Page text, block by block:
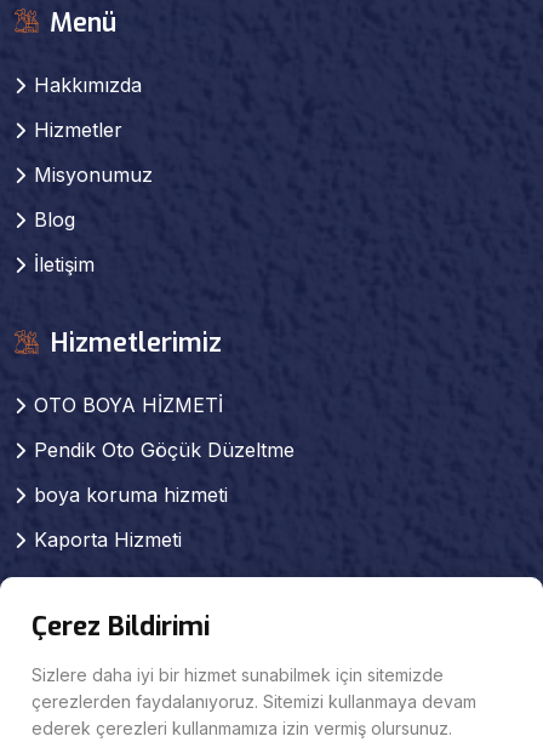
Menü
Hakkımızda
Hizmetler
Misyonumuz
Blog
İletişim
Hizmetlerimiz
OTO BOYA HİZMETİ
Pendik Oto Göçük Düzeltme
boya koruma hizmeti
Kaporta Hizmeti
Pendik kaporta boya
Pendik Pasta Cila Hizmeti
Pendik Oto Mekanik Servisi
KAPORTA SERVİSİ
Çerez Bildirimi
Sizlere daha iyi bir hizmet sunabilmek için sitemizde
çerezlerden faydalanıyoruz. Sitemizi kullanmaya devam
ederek çerezleri kullanmamıza izin vermiş olursunuz.